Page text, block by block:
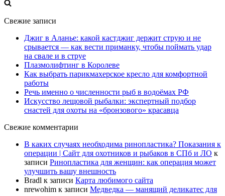
Свежие записи
Джиг в Аланье: какой кастджиг держит струю и не
срывается — как вести приманку, чтобы поймать удар
на свале и в струе
Плазмолифтинг в Королеве
Как выбрать парикмахерское кресло для комфортной
работы
Речь именно о численности рыб в водоёмах РФ
Искусство лещовой рыбалки: экспертный подбор
снастей для охоты на «бронзового» красавца
Свежие комментарии
В каких случаях необходима ринопластика? Показания к
операции | Сайт для охотников и рыбаков в СПб и ЛО к
записи Ринопластика для женщин: как операция может
улучшить вашу внешность
Bradl к записи Карта любимого сайта
nrewohim к записи Медведка — манящий деликатес для